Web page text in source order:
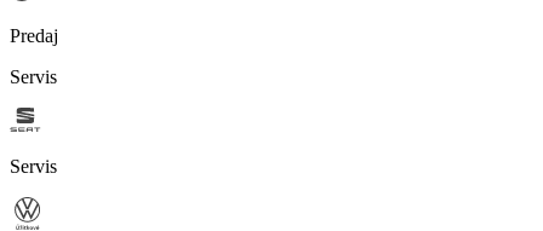
Predaj
Servis
Servis